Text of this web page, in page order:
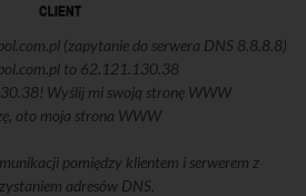
(zapytanie do serwera DNS 8.8.8.8)
to 62.121.130.38
Wyślij mi swoją stronę WWW
oto moja strona WWW
pomiędzy klientem i serwerem z
adresów DNS.